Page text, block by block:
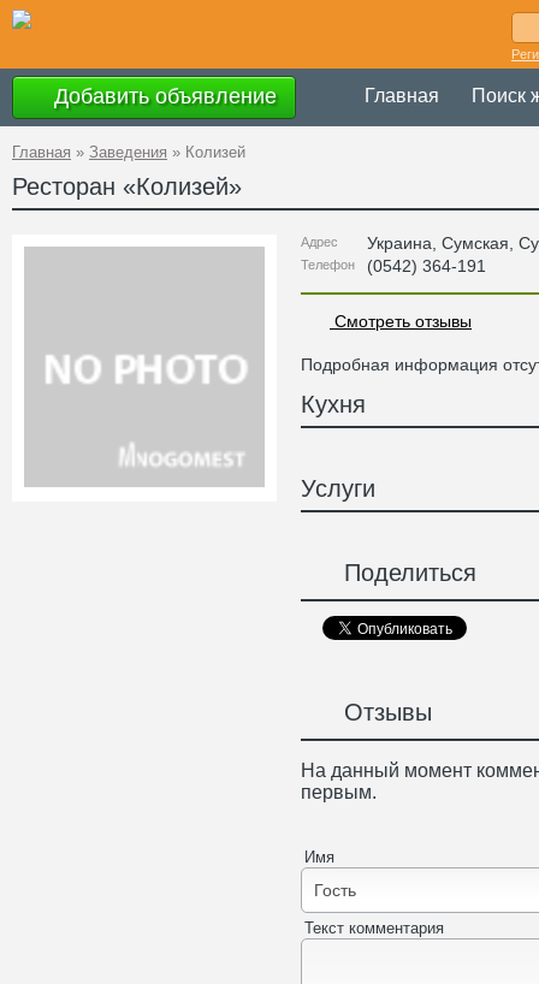
Добавить объявление Главная Поиск
Главная » Заведения » Колизей
Ресторан «Колизей»
Адрес Украина Сумская ,
Телефон (0542) 364-191
Смотреть отзывы
Подробная информация
Кухня
Услуги
Поделиться
Отзывы
На данный момент
первым.
Имя
Текст комментария